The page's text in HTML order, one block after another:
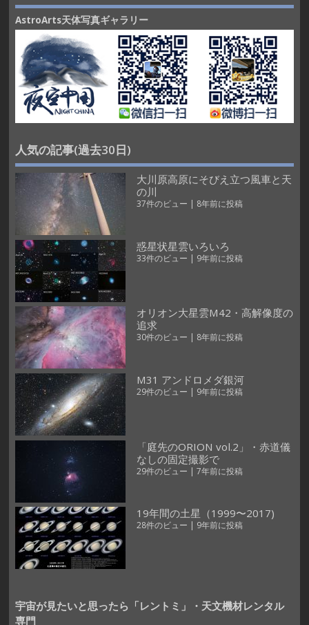
AstroArts天体写真ギャラリー
人気の記事(過去30日)
大川原高原にそびえ立つ風車と天
の川
37件のビュー | 8年前に投稿
惑星状星雲いろいろ
33件のビュー | 9年前に投稿
オリオン大星雲M42・高解像度の
追求
30件のビュー | 8年前に投稿
M31 アンドロメダ銀河
29件のビュー | 9年前に投稿
「庭先のORION vol.2」・赤道儀
なしの固定撮影で
29件のビュー | 7年前に投稿
19年間の土星（1999〜2017)
28件のビュー | 9年前に投稿
宇宙が見たいと思ったら「レントミ」・天文機材レンタル
専門